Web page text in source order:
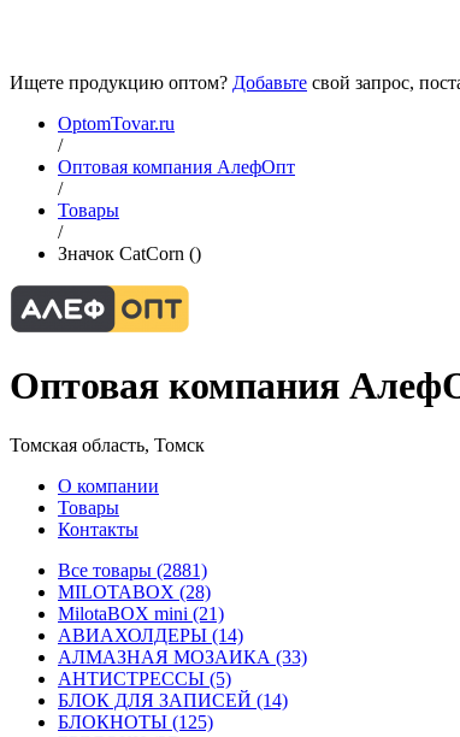
Ищете продукцию оптом? Добавьте свой запрос,
OptomTovar.ru
/
Оптовая компания АлефОпт
/
Товары
/
Значок CatCorn ()
Оптовая компания
Томская область, Томск
О компании
Товары
Контакты
Все товары (2881)
MILOTABOX (28)
MilotaBOX mini (21)
АВИАХОЛДЕРЫ (14)
АЛМАЗНАЯ МОЗАИКА (33)
АНТИСТРЕССЫ (5)
БЛОК ДЛЯ ЗАПИСЕЙ (14)
БЛОКНОТЫ (125)